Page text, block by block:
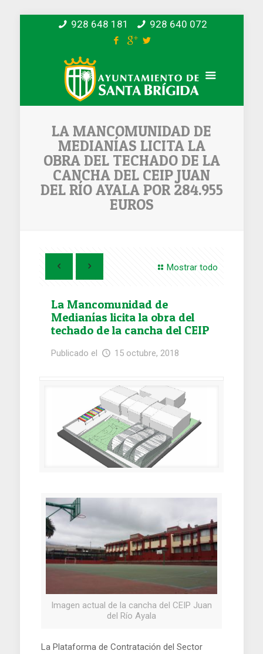
928 648 181 928 640 072
LA MANCOMUNIDAD DE
MEDIANÍAS LICITA LA
OBRA DEL TECHADO DE LA
CANCHA DEL CEIP JUAN
DEL RÍO AYALA POR 284.955
EUROS
Mostrar todo
La Mancomunidad de
Medianías licita la obra del
techado de la cancha del CEIP
euros
Publicado el 15 octubre, 2018
Imagen actual de la cancha del CEIP Juan
del Río Ayala
La Plataforma de Contratación del Sector